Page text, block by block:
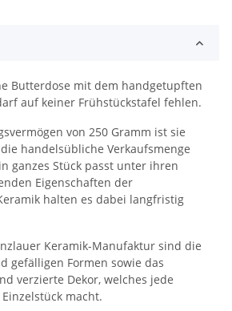
Butterdose mit dem handgetupften
auf keiner Frühstückstafel fehlen.
von 250 Gramm ist sie
handelsübliche Verkaufsmenge
ganzes Stück passt unter ihren
Eigenschaften der
halten es dabei langfristig
Keramik-Manufaktur sind die
gefälligen Formen sowie das
verzierte Dekor, welches jede
macht.